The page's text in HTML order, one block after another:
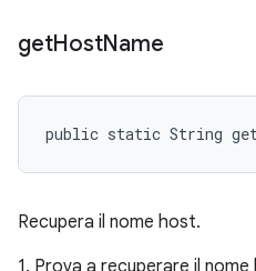
getHostName
public static String
Recupera il nome host.
1. Prova a recuperare il